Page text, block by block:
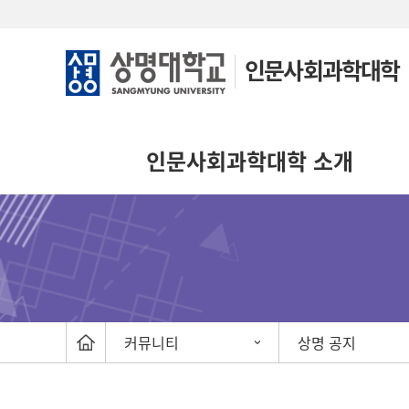
인문사회과학대학
인문사회과학대학 소개
커뮤니티 상명 공지